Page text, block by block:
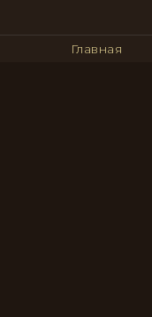
Главная